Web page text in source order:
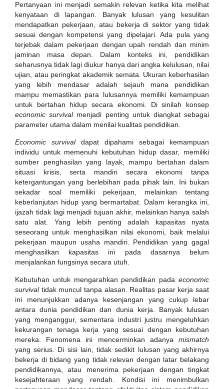
Pertanyaan ini menjadi semakin relevan ketika kita melihat
kenyataan di lapangan. Banyak lulusan yang kesulitan
mendapatkan pekerjaan, atau bekerja di sektor yang tidak
sesuai dengan kompetensi yang dipelajari. Ada pula yang
terjebak dalam pekerjaan dengan upah rendah dan minim
jaminan masa depan. Dalam konteks ini, pendidikan
seharusnya tidak lagi diukur hanya dari angka kelulusan, nilai
ujian, atau peringkat akademik semata. Ukuran keberhasilan
yang lebih mendasar adalah sejauh mana pendidikan
mampu memastikan para lulusannya memiliki kemampuan
untuk bertahan hidup secara ekonomi. Di sinilah konsep
economic survivalmenjadi penting untuk diangkat sebagai
parameter utama dalam menilai kualitas pendidikan.
Economic survivaldapat dipahami sebagai kemampuan
individu untuk memenuhi kebutuhan hidup dasar, memiliki
sumber penghasilan yang layak, mampu bertahan dalam
situasi krisis, serta mandiri secara ekonomi tanpa
ketergantungan yang berlebihan pada pihak lain. Ini bukan
sekadar soal memiliki pekerjaan, melainkan tentang
keberlanjutan hidup yang bermartabat. Dalam kerangka ini,
ijazah tidak lagi menjadi tujuan akhir, melainkan hanya salah
satu alat. Yang lebih penting adalah kapasitas nyata
seseorang untuk menghasilkan nilai ekonomi, baik melalui
pekerjaan maupun usaha mandiri. Pendidikan yang gagal
menghasilkan kapasitas ini pada dasarnya belum
menjalankan fungsinya secara utuh.
Kebutuhan untuk mengarahkan pendidikan pada economic
survivaltidak muncul tanpa alasan. Realitas pasar kerja saat
ini menunjukkan adanya kesenjangan yang cukup lebar
antara dunia pendidikan dan dunia kerja. Banyak lulusan
yang menganggur, sementara industri justru mengeluhkan
kekurangan tenaga kerja yang sesuai dengan kebutuhan
mereka. Fenomena ini mencerminkan adanya mismatch
yang serius. Di sisi lain, tidak sedikit lulusan yang akhirnya
bekerja di bidang yang tidak relevan dengan latar belakang
pendidikannya, atau menerima pekerjaan dengan tingkat
kesejahteraan yang rendah. Kondisi ini menimbulkan